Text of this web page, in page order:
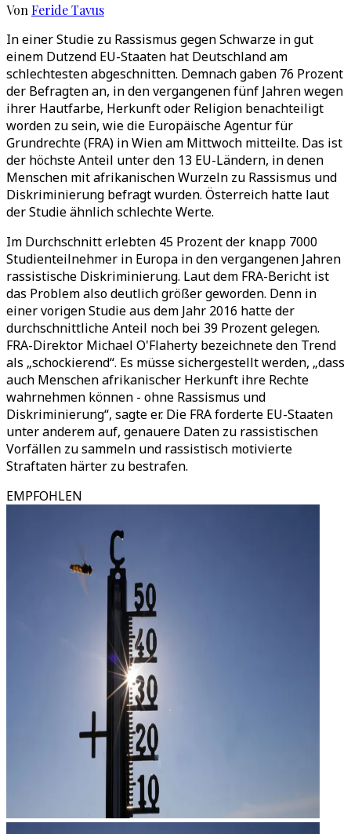
Von Feride Tavus
In einer Studie zu Rassismus gegen Schwarze in gut
einem Dutzend EU-Staaten hat Deutschland am
schlechtesten abgeschnitten. Demnach gaben 76 Prozent
der Befragten an, in den vergangenen fünf Jahren wegen
ihrer Hautfarbe, Herkunft oder Religion benachteiligt
worden zu sein, wie die Europäische Agentur für
Grundrechte (FRA) in Wien am Mittwoch mitteilte. Das ist
der höchste Anteil unter den 13 EU-Ländern, in denen
Menschen mit afrikanischen Wurzeln zu Rassismus und
Diskriminierung befragt wurden. Österreich hatte laut
der Studie ähnlich schlechte Werte.
Im Durchschnitt erlebten 45 Prozent der knapp 7000
Studienteilnehmer in Europa in den vergangenen Jahren
rassistische Diskriminierung. Laut dem FRA-Bericht ist
das Problem also deutlich größer geworden. Denn in
einer vorigen Studie aus dem Jahr 2016 hatte der
durchschnittliche Anteil noch bei 39 Prozent gelegen.
FRA-Direktor Michael O'Flaherty bezeichnete den Trend
als „schockierend“. Es müsse sichergestellt werden, „dass
auch Menschen afrikanischer Herkunft ihre Rechte
wahrnehmen können - ohne Rassismus und
Diskriminierung“, sagte er. Die FRA forderte EU-Staaten
unter anderem auf, genauere Daten zu rassistischen
Vorfällen zu sammeln und rassistisch motivierte
Straftaten härter zu bestrafen.
EMPFOHLEN